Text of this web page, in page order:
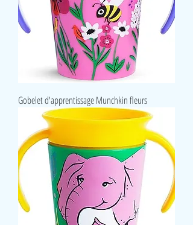
Gobelet d'apprentissage Munchkin fleurs